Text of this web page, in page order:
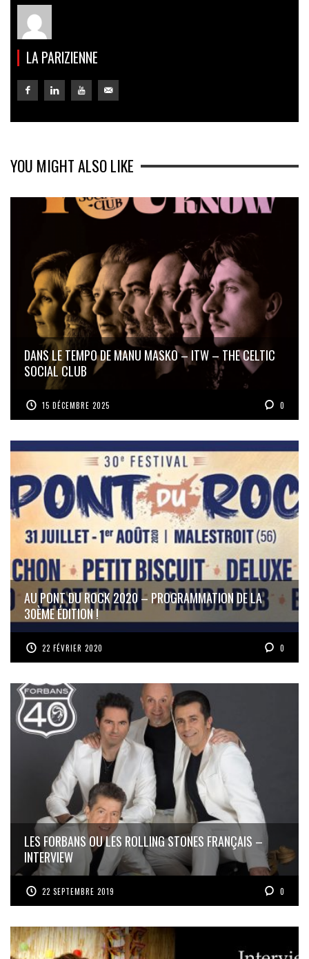
LA PARIZIENNE
YOU MIGHT ALSO LIKE
DANS LE TEMPO DE MANU MASKO – ITW – THE CELTIC
SOCIAL CLUB
15 DÉCEMBRE 2025 0
AU PONT DU ROCK 2020 – PROGRAMMATION DE LA
30ÈME ÉDITION !
22 FÉVRIER 2020 0
LES FORBANS OU LES ROLLING STONES FRANÇAIS –
INTERVIEW
22 SEPTEMBRE 2019 0